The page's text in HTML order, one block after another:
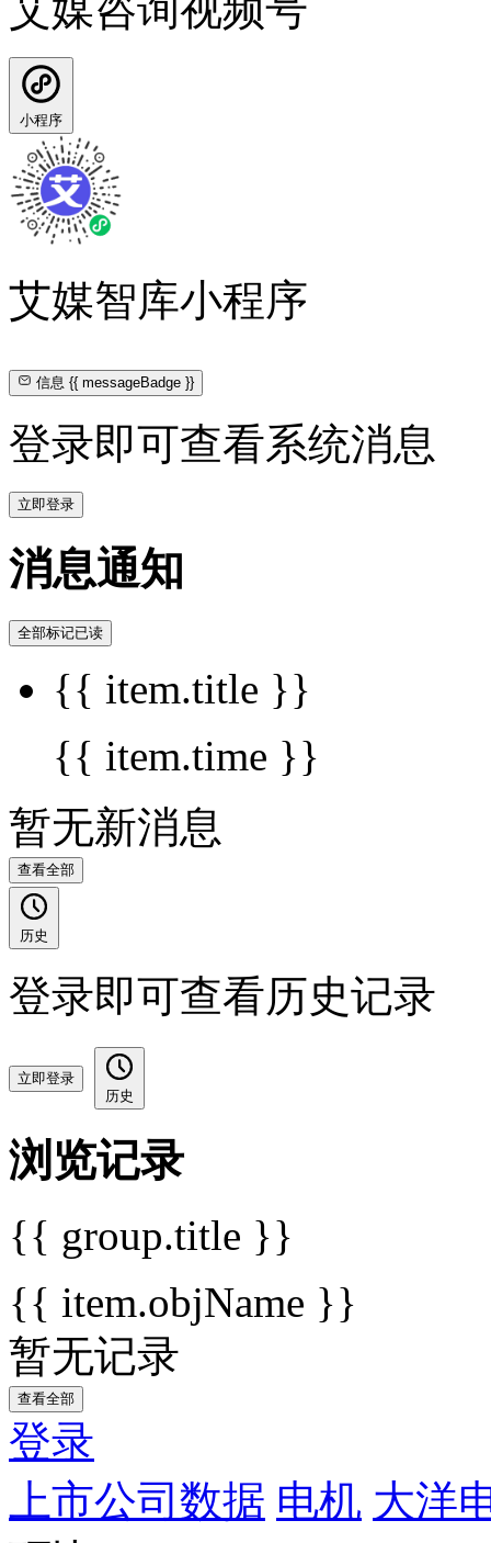
艾媒咨询视频号
小程序
艾媒智库小程序
信息{{ messageBadge }}
登录即可查看系统消息
立即登录
消息通知
全部标记已读
{{ item.title }}
{{ item.time }}
暂无新消息
查看全部
历史
登录即可查看历史记录
立即登录
历史
浏览记录
{{ group.title }}
{{ item.objName }}
暂无记录
查看全部
登录
上市公司数据 电机 大洋